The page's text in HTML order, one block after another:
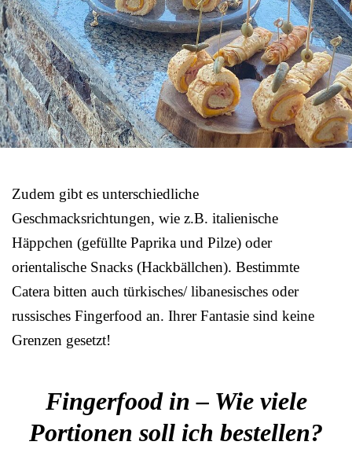
Zudem gibt es unterschiedliche
Geschmacksrichtungen, wie z.B. italienische
Häppchen (gefüllte Paprika und Pilze) oder
orientalische Snacks (Hackbällchen). Bestimmte
Catera bitten auch türkisches/ libanesisches oder
russisches Fingerfood an. Ihrer Fantasie sind keine
Grenzen gesetzt!
Fingerfood in – Wie viele
Portionen soll ich bestellen?